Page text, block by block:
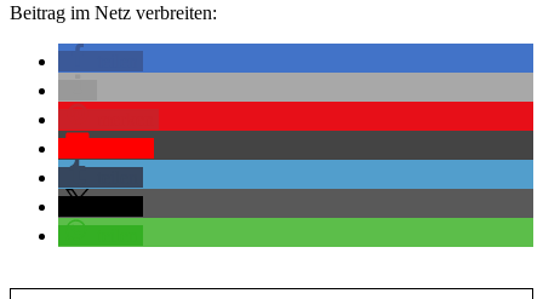
Beitrag im Netz verbreiten: